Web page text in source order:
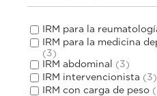
IRM para la
IRM para la medicina
(3)
IRM abdominal (3)
IRM intervencionista (3)
IRM con carga de peso